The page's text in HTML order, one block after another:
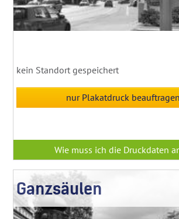
kein Standort gespeichert
nur Plakatdruck beauftragen
Wie muss ich die Druckdaten
Ganzsäulen